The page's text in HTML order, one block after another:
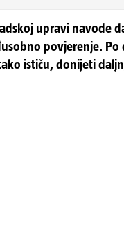
upravi navode
povjerenje.
ističu, donijeti